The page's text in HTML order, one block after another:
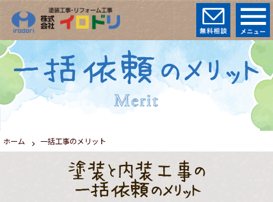
ホーム 一括工事のメリット
塗装と内装工事の
一括依頼のメリット